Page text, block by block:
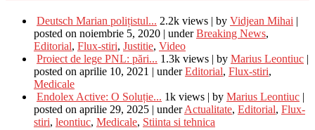
Deutsch Marian polițistul... 2.2k views | by Vidjean Mihai |
posted on noiembrie 5, 2020 | underBreaking News,
Editorial, Flux-stiri, Justitie, Video
Proiect de lege PNL: pări... 1.3k views | by Marius Leontiuc |
posted on aprilie 10, 2021 | underEditorial, Flux-stiri,
Medicale
Endolex Active: O Soluție... 1k views | by Marius Leontiuc |
posted on aprilie 29, 2025 | underActualitate, Editorial, Flux-
stiri, leontiuc, Medicale, Stiinta si tehnica